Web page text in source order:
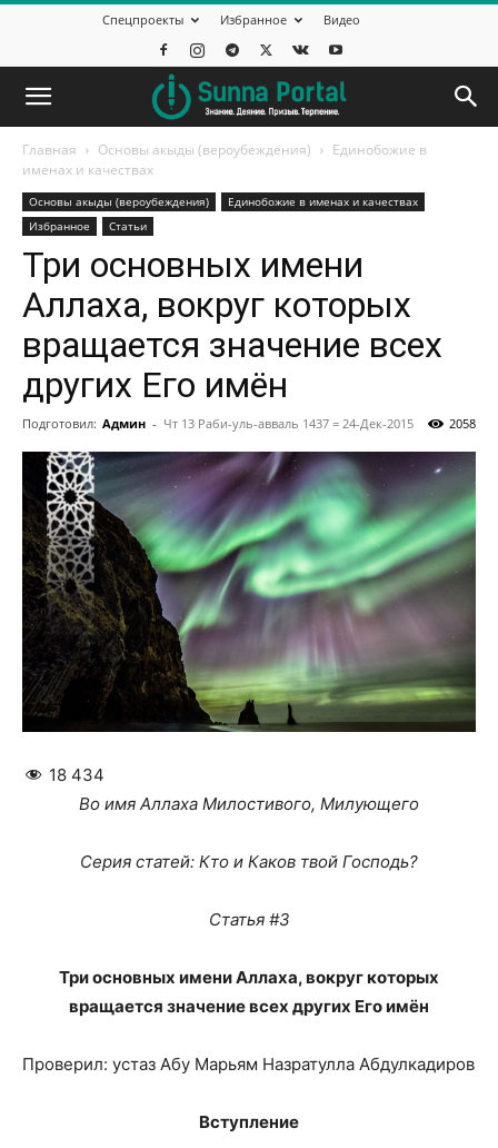
Спецпроекты Избранное Видео
Главная Основы акыды (вероубеждения)
Единобожие в
именах и качествах
Основы акыды (вероубеждения)
Единобожие в именах и качествах
Избранное
Статьи
Три основных имени
Аллаха, вокруг которых
вращается значение всех
других Его имён
Подготовил: Админ - Чт 13 Раби-уль-авваль 1437 = 24-Дек-2015 2058
18 434
Во имя Аллаха Милостивого, Милующего
Серия статей: Кто и Каков твой Господь?
Статья #3
Три основных имени Аллаха, вокруг которых
вращается значение всех других Его имён
Проверил: устаз Абу Марьям Назратулла Абдулкадиров
Вступление